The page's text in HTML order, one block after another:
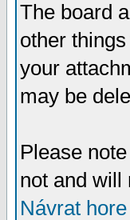
The board
other
your
may be
Please
not and will
Návrat hore